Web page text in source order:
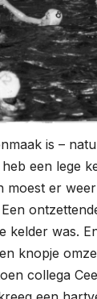
is –
een lege
moest er
kelder was.
knopje
collega